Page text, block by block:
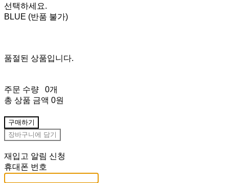
선택하세요.
BLUE (반품 불가)
품절된 상품입니다.
주문 수량
0개
총 상품 금액 0원
구매하기
장바구니에 담기
재입고 알림 신청
휴대폰 번호